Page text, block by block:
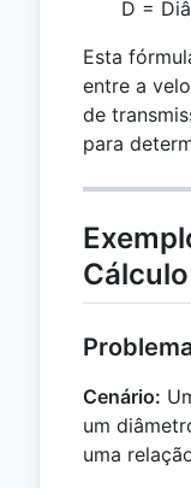
D =
Esta
entre a
de
para
Cálculo
Cenário:
um
uma